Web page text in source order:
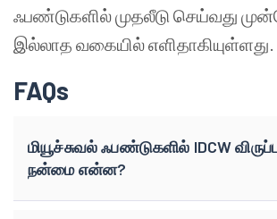
ஃபண்டுகளில் முதலீடு செய்வது
இல்லாத வகையில் எளிதாகியுள்ளது.
FAQs
மியூச்சுவல் ஃபண்டுகளில் IDCW
நன்மை என்ன?